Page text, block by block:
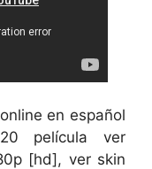
en español
película ver
[hd], ver skin